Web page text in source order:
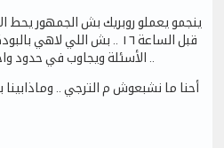
ينجمو يعملو روبريك بش الجمهور يحط
قبل الساعة ١٦ .. بش اللي
الأسئلة ويجاوب في حدود واجب التحفظ على بعض الأسئلة ..
أحنا ما نشبعوش م الترجي ..